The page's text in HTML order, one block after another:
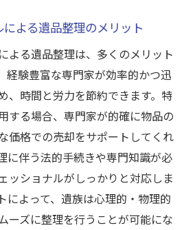
よる遺品整理のメリット
よる遺品整理は、多くのメリット
経験豊富な専門家が効率的かつ迅
、時間と労力を節約できます。特
する場合、専門家が的確に物品の
価格での売却をサポートしてくれ
に伴う法的手続きや専門知識が必
ッショナルがしっかりと対応しま
によって、遺族は心理的・物理的
ーズに整理を行うことが可能にな